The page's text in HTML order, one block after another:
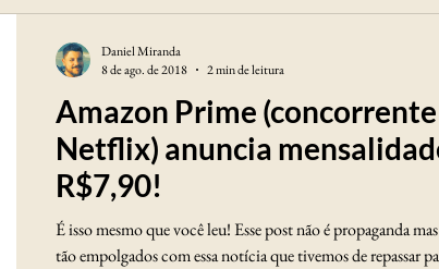
Amazon Prime (concorrente
Netflix) anuncia
R$7,90!
É isso mesmo que você leu! Esse post não é propaganda
tão empolgados com essa notícia que tivemos de repassar
Daniel Miranda
8 de ago. de 2018
2 min de leitura